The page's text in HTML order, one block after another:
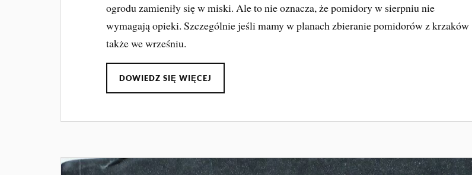
ogrodu zamieniły się w miski. Ale to nie oznacza, że pomidory w sierpniu nie
wymagają opieki. Szczególnie jeśli mamy w planach zbieranie pomidorów z krzaków
także we wrześniu.
DOWIEDZ SIĘ WIĘCEJ